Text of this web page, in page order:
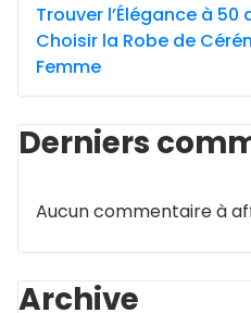
Trouver l’Élégance à
Choisir la Robe de
Femme
Derniers
Aucun commentaire à
Archive